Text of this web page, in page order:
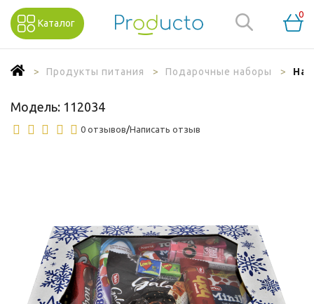
Каталог
0
Продукты питания Подарочные наборы
Модель: 112034
0 отзывов/Написать отзыв